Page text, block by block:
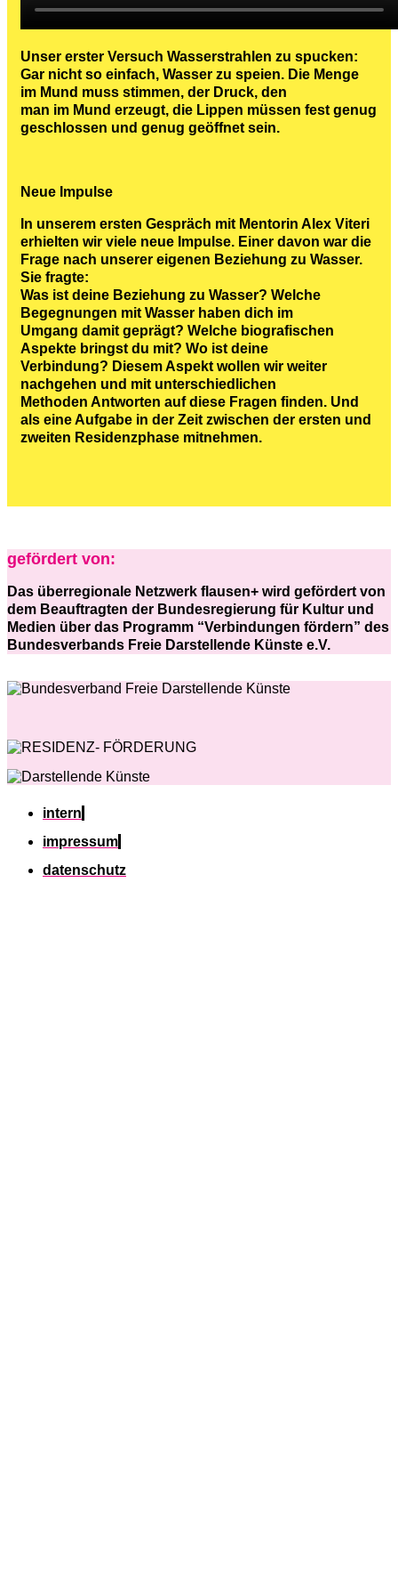
Unser erster Versuch Wasserstrahlen zu spucken:
Gar nicht so einfach, Wasser zu speien. Die Menge
im Mund muss stimmen, der Druck, den
man im Mund erzeugt, die Lippen müssen fest genug
geschlossen und genug geöffnet sein.
Neue Impulse
In unserem ersten Gespräch mit Mentorin Alex Viteri
erhielten wir viele neue Impulse. Einer davon war die
Frage nach unserer eigenen Beziehung zu Wasser.
Sie fragte:
Was ist deine Beziehung zu Wasser? Welche
Begegnungen mit Wasser haben dich im
Umgang damit geprägt? Welche biografischen
Aspekte bringst du mit? Wo ist deine
Verbindung? Diesem Aspekt wollen wir weiter
nachgehen und mit unterschiedlichen
Methoden Antworten auf diese Fragen finden. Und
als eine Aufgabe in der Zeit zwischen der ersten und
zweiten Residenzphase mitnehmen.
gefördert von:
Das überregionale Netzwerk flausen+ wird gefördert von
dem Beauftragten der Bundesregierung für Kultur und
Medien über das Programm “Verbindungen fördern” des
Bundesverbands Freie Darstellende Künste e.V.
intern
impressum
datenschutz